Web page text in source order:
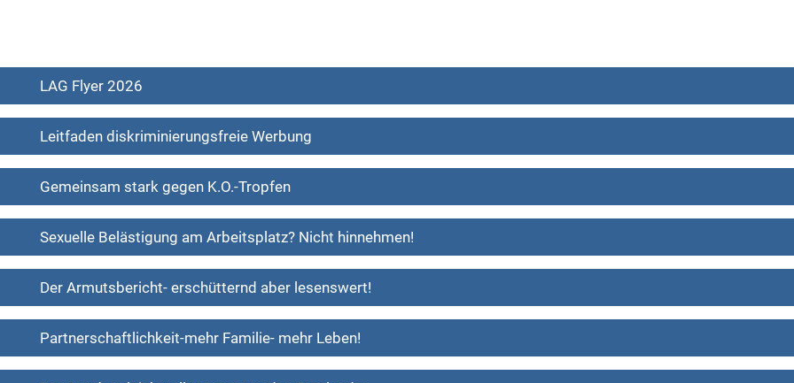
LAG Flyer 2026
Leitfaden diskriminierungsfreie Werbung
Gemeinsam stark gegen K.O.-Tropfen
Sexuelle Belästigung am Arbeitsplatz? Nicht hinnehmen!
Der Armutsbericht- erschütternd aber lesenswert!
Partnerschaftlichkeit-mehr Familie- mehr Leben!